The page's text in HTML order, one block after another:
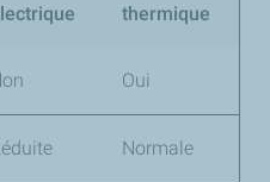
thermique
Oui
Normale